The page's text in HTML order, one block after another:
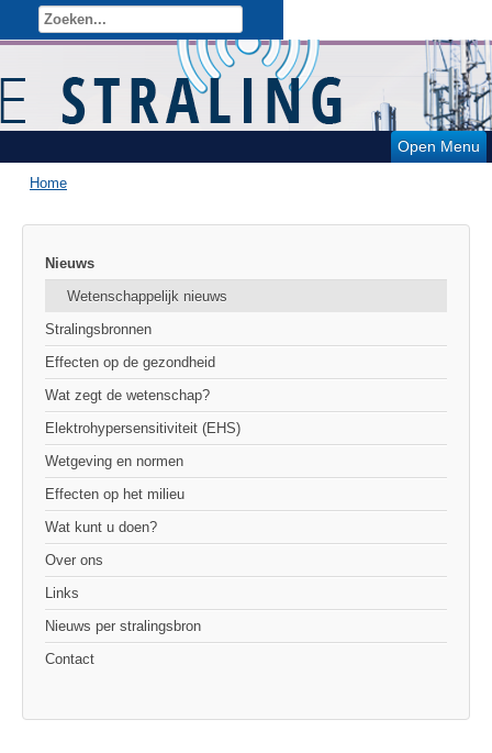
Open Menu
Home
Nieuws
Wetenschappelijk nieuws
Stralingsbronnen
Effecten op de gezondheid
Wat zegt de wetenschap?
Elektrohypersensitiviteit (EHS)
Wetgeving en normen
Effecten op het milieu
Wat kunt u doen?
Over ons
Links
Nieuws per stralingsbron
Contact